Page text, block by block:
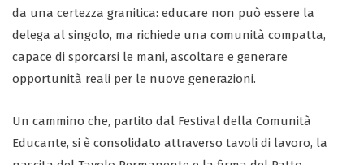
da una certezza granitica: educare non può essere la
delega al singolo, ma richiede una comunità compatta,
capace di sporcarsi le mani, ascoltare e generare
opportunità reali per le nuove generazioni.
Un cammino che, partito dal Festival della Comunità
Educante, si è consolidato attraverso tavoli di lavoro, la